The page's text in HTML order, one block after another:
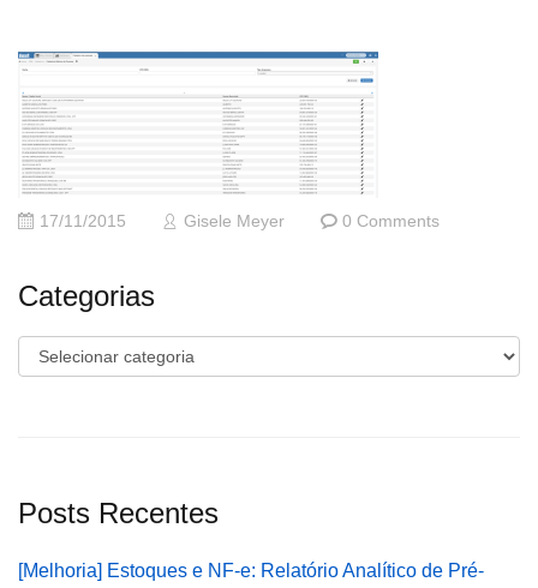
17/11/2015 Gisele Meyer 0 Comments
Categorias
Categorias
Posts Recentes
[Melhoria] Estoques e NF-e: Relatório Analítico de Pré-